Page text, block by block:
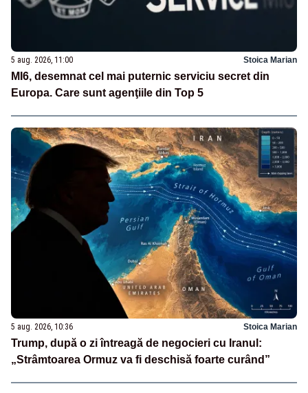
5 aug. 2026, 11:00 Stoica Marian
MI6, desemnat cel mai puternic serviciu secret din
Europa. Care sunt agenţiile din Top 5
5 aug. 2026, 10:36 Stoica Marian
Trump, după o zi întreagă de negocieri cu Iranul:
„Strâmtoarea Ormuz va fi deschisă foarte curând”